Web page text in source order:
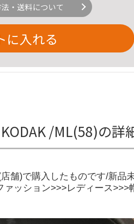
・送料について
に入れる
/ML(58)の詳
舗)で購入したものです/新
ッション>>>レディース